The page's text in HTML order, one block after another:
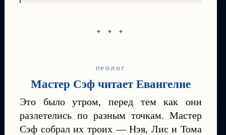
✦ ✦ ✦
ПРОЛОГ
Мастер Сэф читает Евангелие
Это было утром, перед тем как они
разлетелись по разным точкам. Мастер
Сэф собрал их троих — Нэя, Лис и Тома